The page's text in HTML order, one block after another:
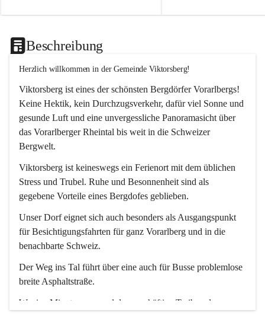
Beschreibung
Herzlich willkommen in der Gemeinde Viktorsberg!
Viktorsberg ist eines der schönsten Bergdörfer Vorarlbergs!
Keine Hektik, kein Durchzugsverkehr, dafür viel Sonne und
gesunde Luft und eine unvergessliche Panoramasicht über
das Vorarlberger Rheintal bis weit in die Schweizer
Bergwelt.
Viktorsberg ist keineswegs ein Ferienort mit dem üblichen
Stress und Trubel. Ruhe und Besonnenheit sind als
gegebene Vorteile eines Bergdofes geblieben.
Unser Dorf eignet sich auch besonders als Ausgangspunkt
für Besichtigungsfahrten für ganz Vorarlberg und in die
benachbarte Schweiz.
Der Weg ins Tal führt über eine auch für Busse problemlose
breite Asphaltstraße.
Wenige Minuten nur, und das geschäftige Treiben der